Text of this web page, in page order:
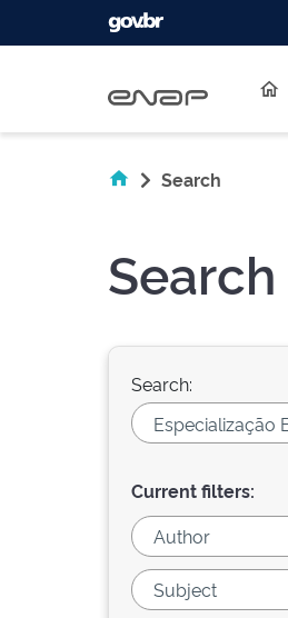
Search
Search
Search:
Current filters: